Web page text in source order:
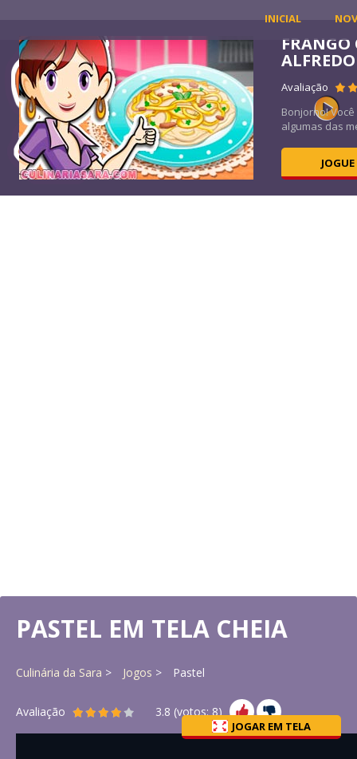
INICIAL
FRANGO
ALFREDO
Avaliação
Bonjorno!
algumas das
PASTEL EM TELA CHEIA
Culinária da Sara Jogos Pastel
Avaliação 3.8 (votos:8)
JOGAR EM TELA